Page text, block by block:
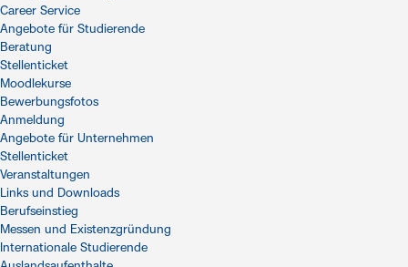
Career Service
Angebote für Studierende
Beratung
Stellenticket
Moodlekurse
Bewerbungsfotos
Anmeldung
Angebote für Unternehmen
Stellenticket
Veranstaltungen
Links und Downloads
Berufseinstieg
Messen und Existenzgründung
Internationale Studierende